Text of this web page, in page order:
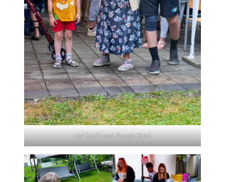
viel Spaß beim Boccia-Spiel